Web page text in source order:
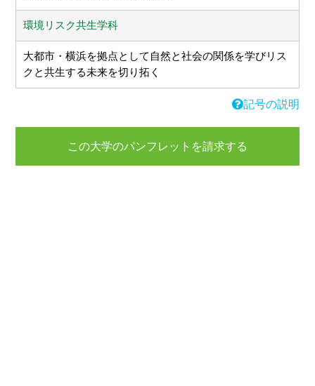
環境リスク共生学科
大都市・横浜を拠点として自然と社会の関係を学びリス
クと共生する未来を切り拓く
記号の説明
この大学のパンフレットを請求する